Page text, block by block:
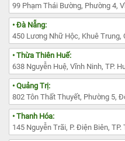
99 Phạm Thái Bường, Phường 4,
• Đà Nẵng:
450 Lương Nhữ Hộc, Khuê Trung,
• Thừa Thiên Huế:
638 Nguyễn Huệ, Vĩnh Ninh, TP.
• Quảng Trị:
802 Tôn Thất Thuyết, Phường 5,
• Thanh Hóa:
145 Nguyễn Trãi, P. Điện Biên,